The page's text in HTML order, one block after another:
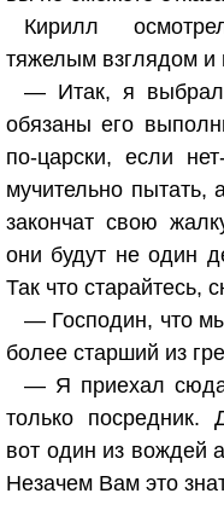
Кирилл
тяжелым взглядом и
— Итак, я
обязаны его
по-царски, если
мучительно пытать,
закончат свою
они будут не один
Так что старайтесь,
— Господин, что
более старший из
— Я приехал
только посредник.
вот один из вождей
Незачем Вам это